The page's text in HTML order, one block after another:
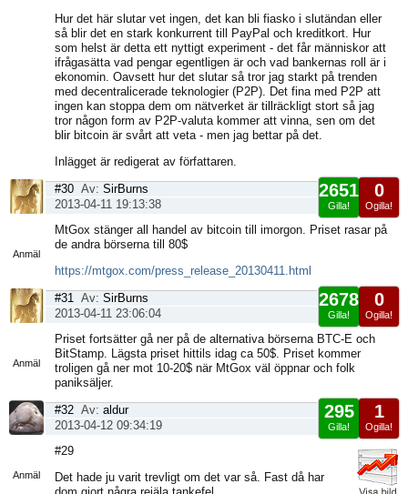
Hur det här slutar vet ingen, det kan bli fiasko i slutändan eller
så blir det en stark konkurrent till PayPal och kreditkort. Hur
som helst är detta ett nyttigt experiment - det får människor att
ifrågasätta vad pengar egentligen är och vad bankernas roll är i
ekonomin. Oavsett hur det slutar så tror jag starkt på trenden
med decentralicerade teknologier (P2P). Det fina med P2P att
ingen kan stoppa dem om nätverket är tillräckligt stort så jag
tror någon form av P2P-valuta kommer att vinna, sen om det
blir bitcoin är svårt att veta - men jag bettar på det.
Inlägget är redigerat av författaren.
Anmäl
0
Ogilla!
2651
Gilla!
#30 Av: SirBurns
2013-04-11 19:13:38
MtGox stänger all handel av bitcoin till imorgon. Priset rasar på
de andra börserna till 80$
https://mtgox.com/press_release_20130411.html
Anmäl
0
Ogilla!
2678
Gilla!
#31 Av: SirBurns
2013-04-11 23:06:04
Priset fortsätter gå ner på de alternativa börserna BTC-E och
BitStamp. Lägsta priset hittils idag ca 50$. Priset kommer
troligen gå ner mot 10-20$ när MtGox väl öppnar och folk
paniksäljer.
Anmäl
1
Ogilla!
295
Gilla!
#32 Av: aldur
2013-04-12 09:34:19
#29
Det hade ju varit trevligt om det var så. Fast då har